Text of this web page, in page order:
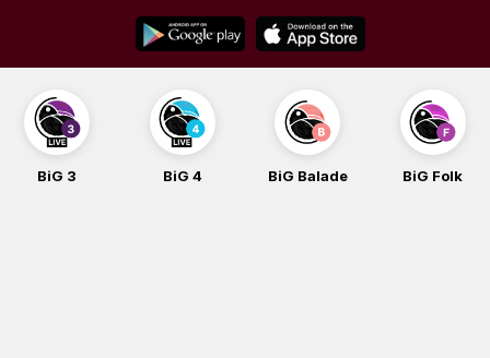
content
BiG 3 BiG 4 BiG Balade BiG Folk